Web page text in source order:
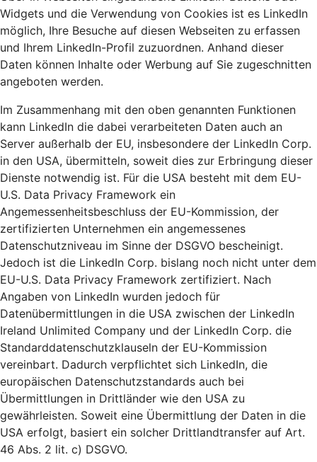
Widgets und die Verwendung von Cookies ist es LinkedIn
möglich, Ihre Besuche auf diesen Webseiten zu erfassen
und Ihrem LinkedIn-Profil zuzuordnen. Anhand dieser
Daten können Inhalte oder Werbung auf Sie zugeschnitten
angeboten werden.
Im Zusammenhang mit den oben genannten Funktionen
kann LinkedIn die dabei verarbeiteten Daten auch an
Server außerhalb der EU, insbesondere der LinkedIn Corp.
in den USA, übermitteln, soweit dies zur Erbringung dieser
Dienste notwendig ist. Für die USA besteht mit dem EU-
U.S. Data Privacy Framework ein
Angemessenheitsbeschluss der EU-Kommission, der
zertifizierten Unternehmen ein angemessenes
Datenschutzniveau im Sinne der DSGVO bescheinigt.
Jedoch ist die LinkedIn Corp. bislang noch nicht unter dem
EU-U.S. Data Privacy Framework zertifiziert. Nach
Angaben von LinkedIn wurden jedoch für
Datenübermittlungen in die USA zwischen der LinkedIn
Ireland Unlimited Company und der LinkedIn Corp. die
Standarddatenschutzklauseln der EU-Kommission
vereinbart. Dadurch verpflichtet sich LinkedIn, die
europäischen Datenschutzstandards auch bei
Übermittlungen in Drittländer wie den USA zu
gewährleisten. Soweit eine Übermittlung der Daten in die
USA erfolgt, basiert ein solcher Drittlandtransfer auf Art.
46 Abs. 2 lit. c) DSGVO.